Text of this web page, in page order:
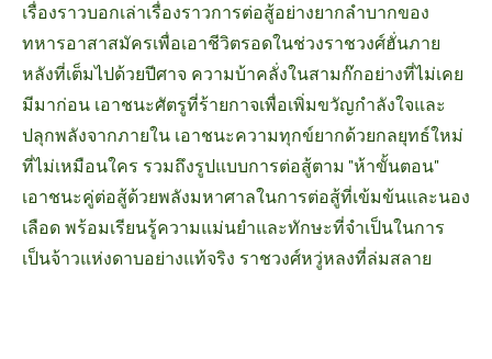
เรื่องราวบอกเล่าเรื่องราวการต่อสู้อย่างยากลำบากของ
ทหารอาสาสมัครเพื่อเอาชีวิตรอดในช่วงราชวงศ์ฮั่นภาย
หลังที่เต็มไปด้วยปีศาจ ความบ้าคลั่งในสามก๊กอย่างที่ไม่เคย
มีมาก่อน เอาชนะศัตรูที่ร้ายกาจเพื่อเพิ่มขวัญกำลังใจและ
ปลุกพลังจากภายใน เอาชนะความทุกข์ยากด้วยกลยุทธ์ใหม่
ที่ไม่เหมือนใคร รวมถึงรูปแบบการต่อสู้ตาม "ห้าขั้นตอน"
เอาชนะคู่ต่อสู้ด้วยพลังมหาศาลในการต่อสู้ที่เข้มข้นและนอง
เลือด พร้อมเรียนรู้ความแม่นยำและทักษะที่จำเป็นในการ
เป็นจ้าวแห่งดาบอย่างแท้จริง ราชวงศ์หวู่หลงที่ล่มสลาย